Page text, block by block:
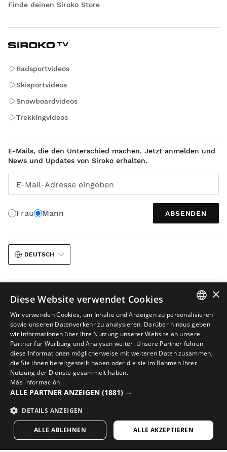
Finde deinen Siroko Store
Radsportvideos
Skisportvideos
Snowboardvideos
Trekkingvideos
E-Mails, die den Unterschied machen. Jetzt anmelden und
News und Updates von Siroko erhalten.
E-Mail-Adresse eingeben
Frau Mann ABSENDEN
DEUTSCH
Rechtlicher Hinweis Cookies Allgemeine Geschäftsbedingungen
KI in Bildinhalten Sitemap
© 2026 Siroko
SPANISH
ENGLISH
GREEK
DUTCH
×
Diese Website verwendet Cookies
Wir verwenden Cookies, um Inhalte und Anzeigen zu personalisieren
sowie unseren Datenverkehr zu analysieren. Darüber hinaus geben
wir Informationen über Ihre Nutzung unserer Website an unsere
Partner für Werbung und Analysen weiter. Unsere Partner führen
diese Informationen möglicherweise mit weiteren Daten zusammen,
die Sie ihnen bereitgestellt haben oder die sie im Rahmen Ihrer
Nutzung der Dienste gesammelt haben.
Más información
ALLE PARTNER ANZEIGEN (1881) →
DETAILS ANZEIGEN
ALLE AKZEPTIEREN
ALLE ABLEHNEN